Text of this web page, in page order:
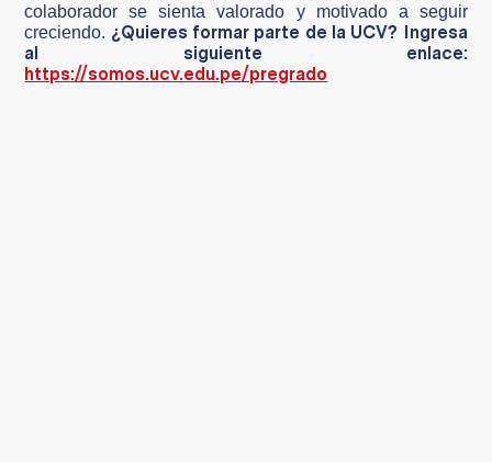
colaborador se sienta valorado y motivado a seguir
creciendo. ¿Quieres formar parte de la UCV? Ingresa
al siguiente enlace:
https://somos.ucv.edu.pe/pregrado